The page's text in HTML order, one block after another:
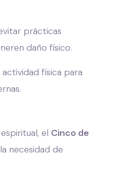
prácticas
daño físico.
física para
el Cinco de
necesidad de